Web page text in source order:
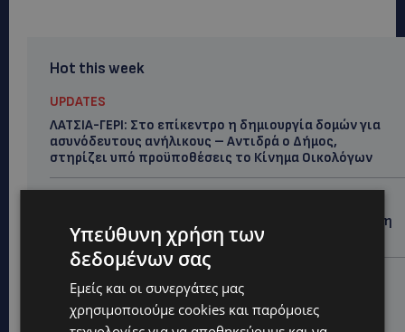
Hot this week
UPDATES
ΛΑΤΣΙΑ-ΓΕΡΙ: Στο επίκεντρο η δημιουργία δομών για
ασυνόδευτους ανήλικους – Αντιδρά ο Δήμος,
στηρίζει υπό προϋποθέσεις το Κίνημα Οικολόγων
ΣΤΟ «ΚΟΚΚΙΝΟ» Η ΖΕΣΤΗ: Νέα κίτρινη προειδοποίηση
και 40άρια στο εσωτερικό
ΛΕΜΕΣΟΣ: Μάχη για τη ζωή του δίνει 18χρονος –
Βρέθηκε βαριά τραυματισμένος δίπλα από το
Υπεύθυνη χρήση των
δεδομένων σας
Εμείς και οι συνεργάτες μας
χρησιμοποιούμε cookies και παρόμοιες